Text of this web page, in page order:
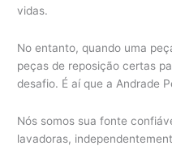
vidas.
No entanto, quando uma
peças de reposição certas
desafio. É aí que a Andrade
Nós somos sua fonte
lavadoras,